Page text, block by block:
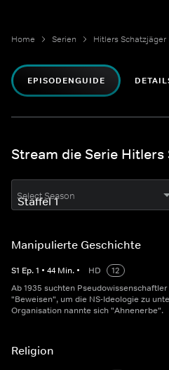
Home Serien Hitlers Schatzjäger
EPISODENGUIDE
Stream die Serie
Select Season
Manipulierte Geschichte
S1 Ep.1 • 44 Min. • HD
12
Ab 1935 suchten
"Beweisen", um die NS-Ideologie zu
Organisation nannte sich "Ahnenerbe".
Religion